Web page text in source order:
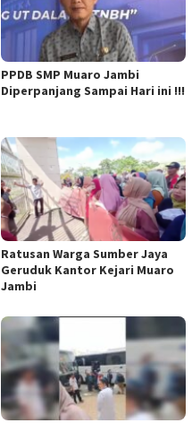
PPDB SMP Muaro Jambi
Diperpanjang Sampai Hari ini !!!
Ratusan Warga Sumber Jaya
Geruduk Kantor Kejari Muaro
Jambi